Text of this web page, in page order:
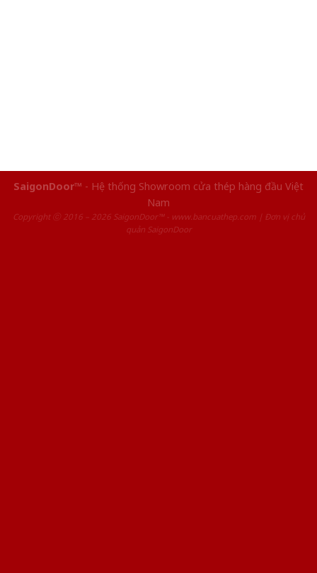
SaigonDoor™ - Hệ thống Showroom cửa thép hàng đầu Việt
Nam
Copyright ⓒ 2016 – 2026 SaigonDoor™ - www.bancuathep.com | Đơn vị chủ
quản SaigonDoor